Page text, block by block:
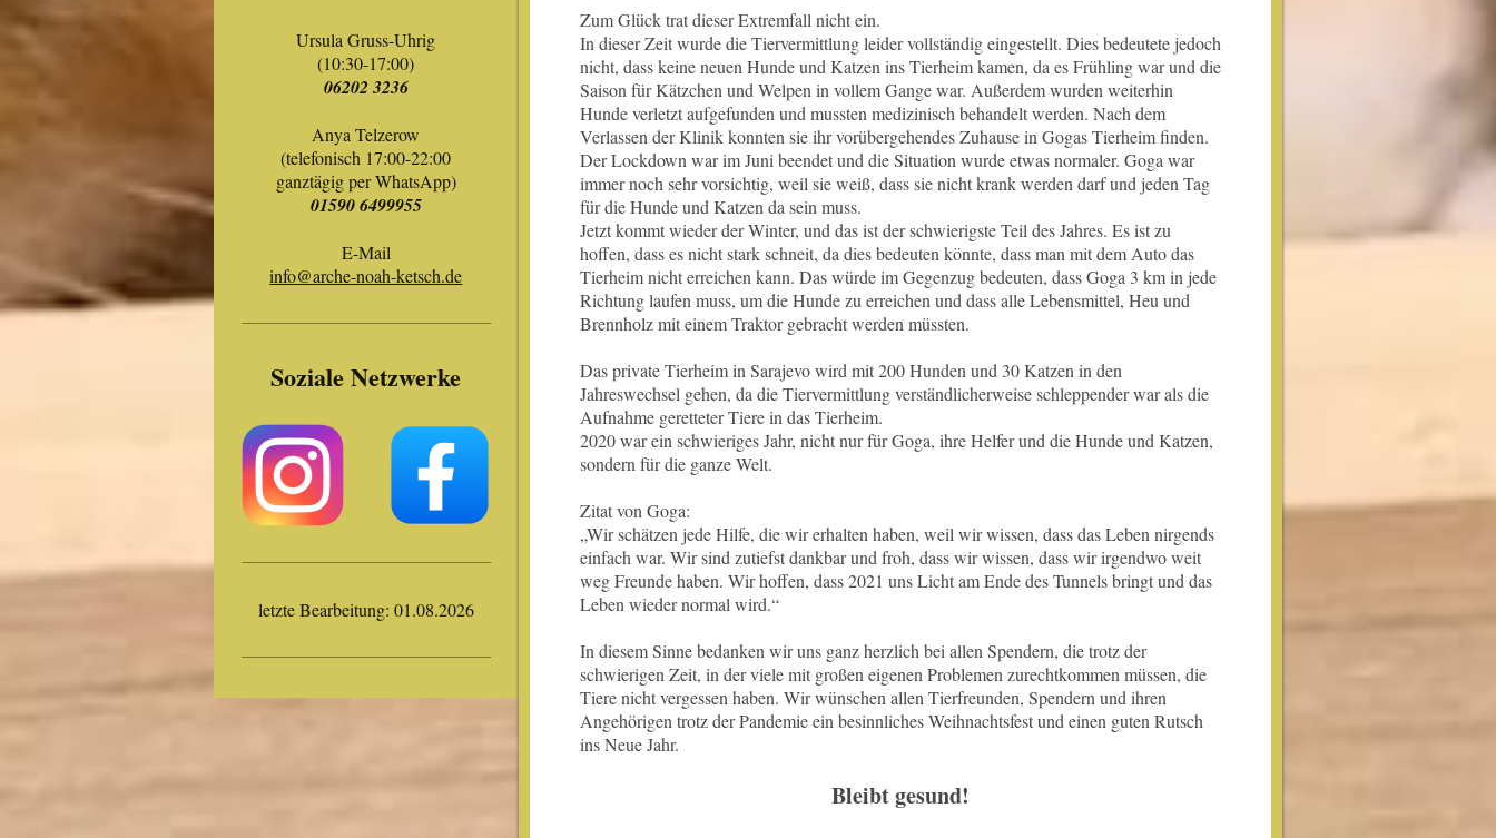
Zum Glück trat dieser Extremfall nicht ein.
In dieser Zeit wurde die Tiervermittlung leider vollständig eingestellt. Dies bedeutete jedoch
nicht, dass keine neuen Hunde und Katzen ins Tierheim kamen, da es Frühling war und die
Saison für Kätzchen und Welpen in vollem Gange war. Außerdem wurden weiterhin
Hunde verletzt aufgefunden und mussten medizinisch behandelt werden. Nach dem
Verlassen der Klinik konnten sie ihr vorübergehendes Zuhause in Gogas Tierheim finden.
Der Lockdown war im Juni beendet und die Situation wurde etwas normaler. Goga war
immer noch sehr vorsichtig, weil sie weiß, dass sie nicht krank werden darf und jeden Tag
für die Hunde und Katzen da sein muss.
Jetzt kommt wieder der Winter, und das ist der schwierigste Teil des Jahres. Es ist zu
hoffen, dass es nicht stark schneit, da dies bedeuten könnte, dass man mit dem Auto das
Tierheim nicht erreichen kann. Das würde im Gegenzug bedeuten, dass Goga 3 km in jede
Richtung laufen muss, um die Hunde zu erreichen und dass alle Lebensmittel, Heu und
Brennholz mit einem Traktor gebracht werden müssten.
Das private Tierheim in Sarajevo wird mit 200 Hunden und 30 Katzen in den
Jahreswechsel gehen, da die Tiervermittlung verständlicherweise schleppender war als die
Aufnahme geretteter Tiere in das Tierheim.
2020 war ein schwieriges Jahr, nicht nur für Goga, ihre Helfer und die Hunde und Katzen,
sondern für die ganze Welt.
Zitat von Goga:
„Wir schätzen jede Hilfe, die wir erhalten haben, weil wir wissen, dass das Leben nirgends
einfach war. Wir sind zutiefst dankbar und froh, dass wir wissen, dass wir irgendwo weit
weg Freunde haben. Wir hoffen, dass 2021 uns Licht am Ende des Tunnels bringt und das
Leben wieder normal wird.“
In diesem Sinne bedanken wir uns ganz herzlich bei allen Spendern, die trotz der
schwierigen Zeit, in der viele mit großen eigenen Problemen zurechtkommen müssen, die
Tiere nicht vergessen haben. Wir wünschen allen Tierfreunden, Spendern und ihren
Angehörigen trotz der Pandemie ein besinnliches Weihnachtsfest und einen guten Rutsch
ins Neue Jahr.
Bleibt gesund!
Ursula Gruss-Uhrig
(10:30-17:00)
06202 3236
Anya Telzerow
(telefonisch 17:00-22:00
ganztägig per WhatsApp)
01590 6499955
E-Mail
info@arche-noah-ketsch.de
Soziale Netzwerke
letzte Bearbeitung: 01.08.2026